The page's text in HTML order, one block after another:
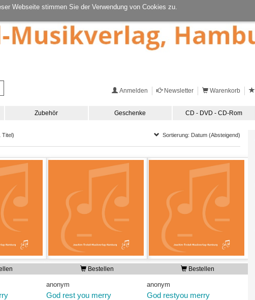
Webseite stimmen Sie der Verwendung von Cookies zu.
Anmelden Newsletter Warenkorb
Zubehör Geschenke CD - DVD - CD-Rom
Titel) Sortierung: Datum (Absteigend)
Bestellen
anonym
God rest you merry
Bestellen
anonym
God restyou merry